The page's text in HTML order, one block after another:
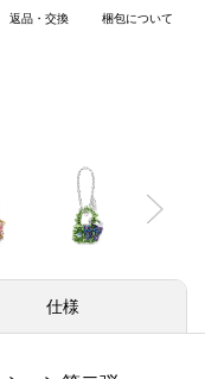
返品・交換 梱包について
仕様